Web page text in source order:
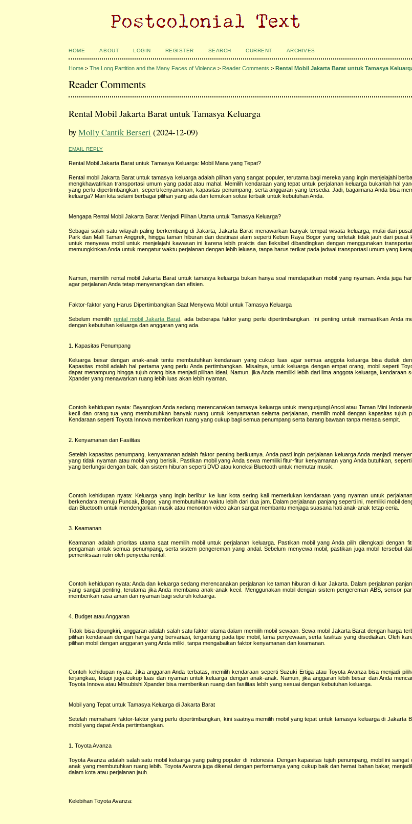
HOME ABOUT LOGIN REGISTER SEARCH CURRENT ARCHIVES
Home >The Long Partition and the Many Faces of Violence > Reader Comments >Rental Mobil Jakarta Barat untuk Tamasya
Reader Comments
Rental Mobil Jakarta Barat untuk Tamasya Keluarga
byMolly Cantik Berseri (2024-12-09)
EMAIL REPLY
Rental Mobil Jakarta Barat untuk Tamasya Keluarga: Mobil Mana yang Tepat?
Rental mobil Jakarta Barat untuk tamasya keluarga adalah pilihan yang sangat populer, terutama bagi mereka yang ingin menjelajahi
mengkhawatirkan transportasi umum yang padat atau mahal. Memilih kendaraan yang tepat untuk perjalanan keluarga bukanlah hal
yang perlu dipertimbangkan, seperti kenyamanan, kapasitas penumpang, serta anggaran yang tersedia. Jadi, bagaimana Anda bisa
keluarga? Mari kita selami berbagai pilihan yang ada dan temukan solusi terbaik untuk kebutuhan Anda.
Mengapa Rental Mobil Jakarta Barat Menjadi Pilihan Utama untuk Tamasya Keluarga?
Sebagai salah satu wilayah paling berkembang di Jakarta, Jakarta Barat menawarkan banyak tempat wisata keluarga, mulai dari
Park dan Mall Taman Anggrek, hingga taman hiburan dan destinasi alam seperti Kebun Raya Bogor yang terletak tidak jauh dari pusat
untuk menyewa mobil untuk menjelajahi kawasan ini karena lebih praktis dan fleksibel dibandingkan dengan menggunakan
memungkinkan Anda untuk mengatur waktu perjalanan dengan lebih leluasa, tanpa harus terikat pada jadwal transportasi umum yang
Namun, memilih rental mobil Jakarta Barat untuk tamasya keluarga bukan hanya soal mendapatkan mobil yang nyaman. Anda juga
agar perjalanan Anda tetap menyenangkan dan efisien.
Faktor-faktor yang Harus Dipertimbangkan Saat Menyewa Mobil untuk Tamasya Keluarga
Sebelum memilihrental mobil Jakarta Barat, ada beberapa faktor yang perlu dipertimbangkan. Ini penting untuk memastikan Anda
dengan kebutuhan keluarga dan anggaran yang ada.
1. Kapasitas Penumpang
Keluarga besar dengan anak-anak tentu membutuhkan kendaraan yang cukup luas agar semua anggota keluarga bisa duduk
Kapasitas mobil adalah hal pertama yang perlu Anda pertimbangkan. Misalnya, untuk keluarga dengan empat orang, mobil seperti
dapat menampung hingga tujuh orang bisa menjadi pilihan ideal. Namun, jika Anda memiliki lebih dari lima anggota keluarga, kendaraan
Xpander yang menawarkan ruang lebih luas akan lebih nyaman.
Contoh kehidupan nyata: Bayangkan Anda sedang merencanakan tamasya keluarga untuk mengunjungi Ancol atau Taman Mini
kecil dan orang tua yang membutuhkan banyak ruang untuk kenyamanan selama perjalanan, memilih mobil dengan kapasitas tujuh
Kendaraan seperti Toyota Innova memberikan ruang yang cukup bagi semua penumpang serta barang bawaan tanpa merasa sempit.
2. Kenyamanan dan Fasilitas
Setelah kapasitas penumpang, kenyamanan adalah faktor penting berikutnya. Anda pasti ingin perjalanan keluarga Anda menjadi
yang tidak nyaman atau mobil yang berisik. Pastikan mobil yang Anda sewa memiliki fitur-fitur kenyamanan yang Anda butuhkan,
yang berfungsi dengan baik, dan sistem hiburan seperti DVD atau koneksi Bluetooth untuk memutar musik.
Contoh kehidupan nyata: Keluarga yang ingin berlibur ke luar kota sering kali memerlukan kendaraan yang nyaman untuk
berkendara menuju Puncak, Bogor, yang membutuhkan waktu lebih dari dua jam. Dalam perjalanan panjang seperti ini, memiliki mobil
dan Bluetooth untuk mendengarkan musik atau menonton video akan sangat membantu menjaga suasana hati anak-anak tetap ceria.
3. Keamanan
Keamanan adalah prioritas utama saat memilih mobil untuk perjalanan keluarga. Pastikan mobil yang Anda pilih dilengkapi dengan
pengaman untuk semua penumpang, serta sistem pengereman yang andal. Sebelum menyewa mobil, pastikan juga mobil tersebut
pemeriksaan rutin oleh penyedia rental.
Contoh kehidupan nyata: Anda dan keluarga sedang merencanakan perjalanan ke taman hiburan di luar Jakarta. Dalam perjalanan
yang sangat penting, terutama jika Anda membawa anak-anak kecil. Menggunakan mobil dengan sistem pengereman ABS, sensor
memberikan rasa aman dan nyaman bagi seluruh keluarga.
4. Budget atau Anggaran
Tidak bisa dipungkiri, anggaran adalah salah satu faktor utama dalam memilih mobil sewaan. Sewa mobil Jakarta Barat dengan harga
pilihan kendaraan dengan harga yang bervariasi, tergantung pada tipe mobil, lama penyewaan, serta fasilitas yang disediakan. Oleh
pilihan mobil dengan anggaran yang Anda miliki, tanpa mengabaikan faktor kenyamanan dan keamanan.
Contoh kehidupan nyata: Jika anggaran Anda terbatas, memilih kendaraan seperti Suzuki Ertiga atau Toyota Avanza bisa menjadi
terjangkau, tetapi juga cukup luas dan nyaman untuk keluarga dengan anak-anak. Namun, jika anggaran lebih besar dan Anda
Toyota Innova atau Mitsubishi Xpander bisa memberikan ruang dan fasilitas lebih yang sesuai dengan kebutuhan keluarga.
Mobil yang Tepat untuk Tamasya Keluarga di Jakarta Barat
Setelah memahami faktor-faktor yang perlu dipertimbangkan, kini saatnya memilih mobil yang tepat untuk tamasya keluarga di Jakarta
mobil yang dapat Anda pertimbangkan.
1. Toyota Avanza
Toyota Avanza adalah salah satu mobil keluarga yang paling populer di Indonesia. Dengan kapasitas tujuh penumpang, mobil ini
anak yang membutuhkan ruang lebih. Toyota Avanza juga dikenal dengan performanya yang cukup baik dan hemat bahan bakar,
dalam kota atau perjalanan jauh.
Kelebihan Toyota Avanza: